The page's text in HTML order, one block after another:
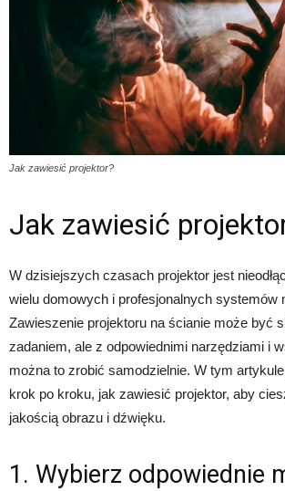
Jak zawiesić projektor?
Jak zawiesić
W dzisiejszych czasach projektor jest
wielu domowych i profesjonalnych systemów
Zawieszenie projektoru na ścianie może być
zadaniem, ale z odpowiednimi narzędziami i
można to zrobić samodzielnie. W tym
krok po kroku, jak zawiesić projektor, aby
jakością obrazu i dźwięku.
1. Wybierz odpowiednie